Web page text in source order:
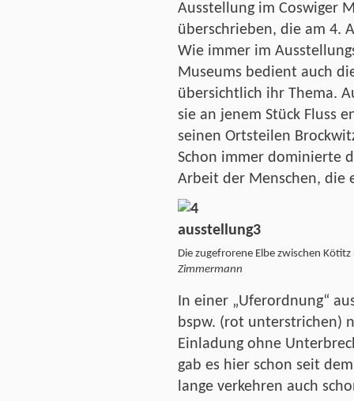
Ausstellung im Coswiger
überschrieben, die am 4.
Wie immer im
Museums bedient auch
übersichtlich ihr Thema.
sie an jenem Stück Fluss
seinen Ortsteilen
Schon immer dominierte
Arbeit der Menschen, die
Die zugefrorene Elbe zwischen
Zimmermann
In einer „Uferordnung“
bspw. (rot unterstrichen)
Einladung ohne
gab es hier schon seit
lange verkehren auch